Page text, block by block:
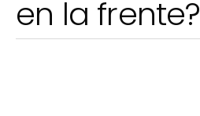
en la frente?